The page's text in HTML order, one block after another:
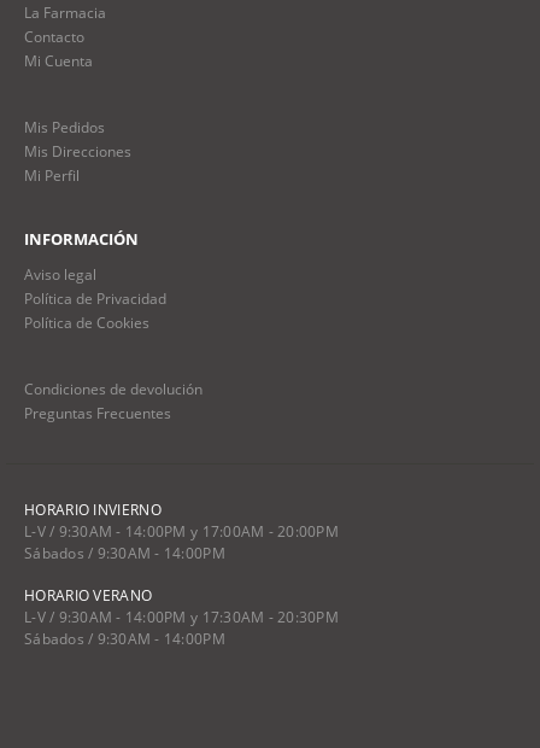
La Farmacia
Contacto
Mi Cuenta
Mis Pedidos
Mis Direcciones
Mi Perfil
INFORMACIÓN
Aviso legal
Política de Privacidad
Política de Cookies
Condiciones de devolución
Preguntas Frecuentes
HORARIO INVIERNO
L-V / 9:30AM - 14:00PM y 17:00AM - 20:00PM
Sábados / 9:30AM - 14:00PM
HORARIO VERANO
L-V / 9:30AM - 14:00PM y 17:30AM - 20:30PM
Sábados / 9:30AM - 14:00PM